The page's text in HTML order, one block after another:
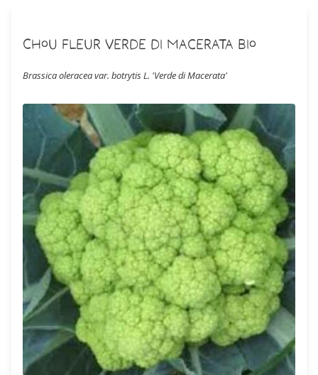
Chou Fleur Verde di Macerata Bio
Brassica oleracea var. botrytis L. 'Verde di Macerata'